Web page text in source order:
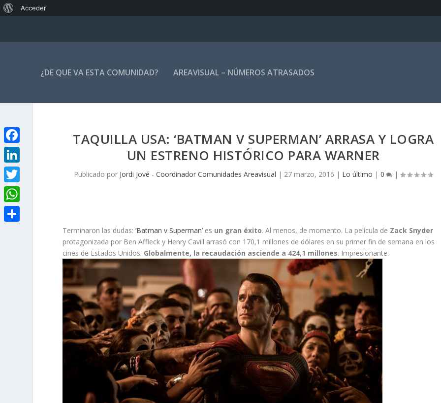
Acerca
Acceder
¿DE QUE VA ESTA COMUNIDAD? AREAVISUAL – NÚMEROS ATRASADOS
TAQUILLA USA: ‘BATMAN V SUPERMAN’ ARRASA Y LOGRA
UN ESTRENO HISTÓRICO PARA WARNER
Publicado por Jordi Jové - Coordinador Comunidades Areavisual | 27 marzo, 2016 | Lo último |0 |
Terminaron las dudas:‘Batman v Superman’ es un gran éxito. Al menos, de momento. La película de Zack Snyder
protagonizada por Ben Affleck y Henry Cavill arrasó con 170,1 millones de dólares en su primer fin de semana en los
cines de Estados Unidos. Globalmente, la recaudación asciende a 424,1 millones. Impresionante.
F
a
c
e
b
L
i
n
T
w
i
W